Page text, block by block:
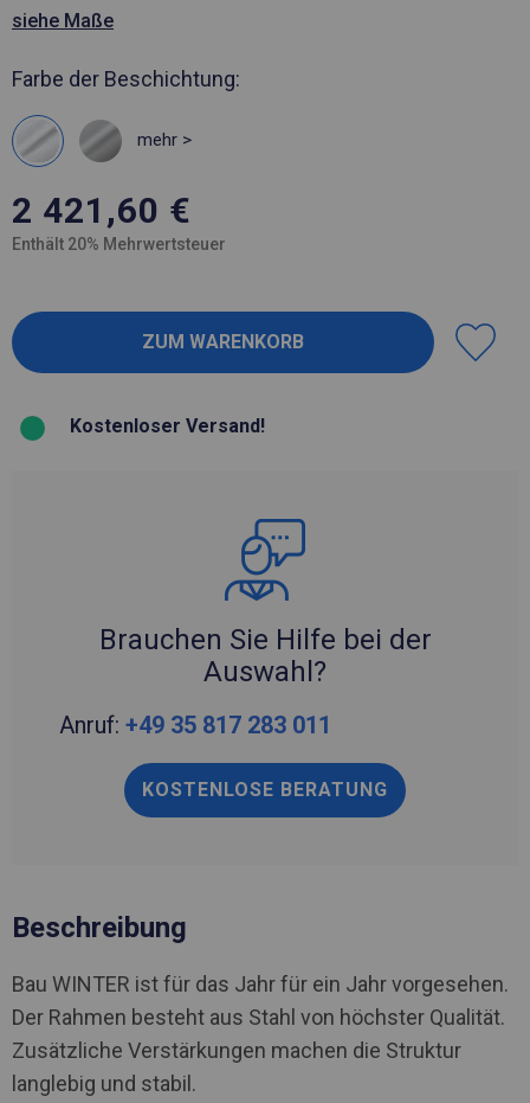
siehe Maße
Farbe der Beschichtung:
mehr >
2 421,60 €
Enthält 20% Mehrwertsteuer
Kostenloser Versand!
Brauchen Sie Hilfe bei der
Auswahl?
Anruf: +49 35 817 283 011
KOSTENLOSE BERATUNG
Beschreibung
Bau WINTER ist für das Jahr für ein Jahr vorgesehen.
Der Rahmen besteht aus Stahl von höchster Qualität.
Zusätzliche Verstärkungen machen die Struktur
langlebig und stabil.